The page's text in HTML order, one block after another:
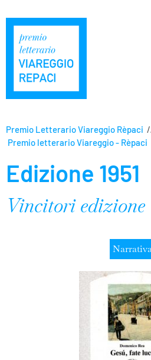
Premio Letterario Viareggio Rèpaci
Premio letterario Viareggio - Rèpaci
Edizione 1951
Vincitori edizione